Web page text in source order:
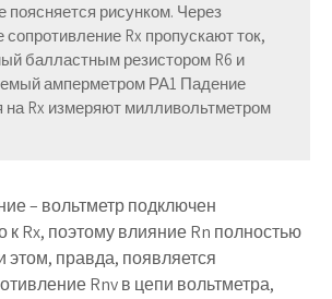
поясняется рисунком. Через
Rx пропускают ток,
балластным резистором R6 и
амперметром РА1 Падение
на Rx измеряют милливольтметром
– вольтметр подключен
к Rx, поэтому влияние Rn полностью
этом, правда, появляется
Rnv в цепи вольтметра,